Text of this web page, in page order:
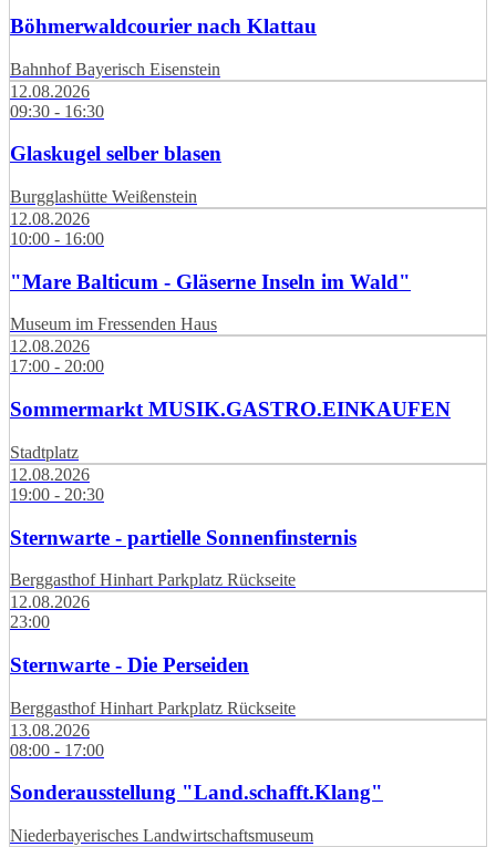
Böhmerwaldcourier nach Klattau
Bahnhof Bayerisch Eisenstein
12.08.2026
09:30 - 16:30
Glaskugel selber blasen
Burgglashütte Weißenstein
12.08.2026
10:00 - 16:00
"Mare Balticum - Gläserne Inseln im Wald"
Museum im Fressenden Haus
12.08.2026
17:00 - 20:00
Sommermarkt MUSIK.GASTRO.EINKAUFEN
Stadtplatz
12.08.2026
19:00 - 20:30
Sternwarte - partielle Sonnenfinsternis
Berggasthof Hinhart Parkplatz Rückseite
12.08.2026
23:00
Sternwarte - Die Perseiden
Berggasthof Hinhart Parkplatz Rückseite
13.08.2026
08:00 - 17:00
Sonderausstellung "Land.schafft.Klang"
Niederbayerisches Landwirtschaftsmuseum